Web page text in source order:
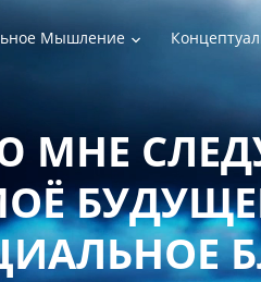
Мышление
МНЕ